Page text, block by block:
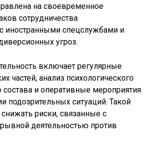
на своевременное
сотрудничества
иностранными спецслужбами и
угроз.
включает регулярные
частей, анализ психологического
состава и оперативные мероприятия
подозрительных ситуаций. Такой
риски, связанные с
деятельностью против